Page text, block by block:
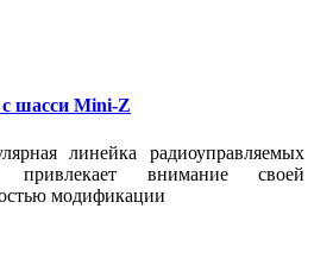
с шасси Mini-Z
линейка радиоуправляемых
привлекает внимание своей
модификации